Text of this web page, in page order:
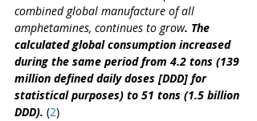
combined global manufacture of all
amphetamines, continues to grow. The
calculated global consumption increased
during the same period from 4.2 tons (139
million defined daily doses [DDD] for
statistical purposes) to 51 tons (1.5 billion
DDD). (2)